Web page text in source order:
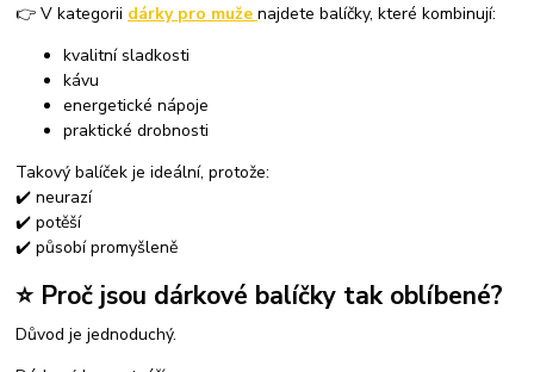
👉 V kategorii dárky pro muženajdete balíčky, které kombinují:
kvalitní sladkosti
kávu
energetické nápoje
praktické drobnosti
Takový balíček je ideální, protože:
✔️ neurazí
✔️ potěší
✔️ působí promyšleně
⭐ Proč jsou dárkové balíčky tak oblíbené?
Důvod je jednoduchý.